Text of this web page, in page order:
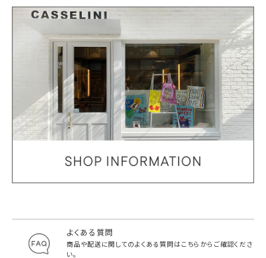
よくある質問
商品や配送に関してのよくある質問はこちらからご確認くださ
い。